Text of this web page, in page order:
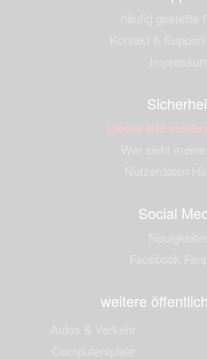
Dieses Bild
Social
weitere